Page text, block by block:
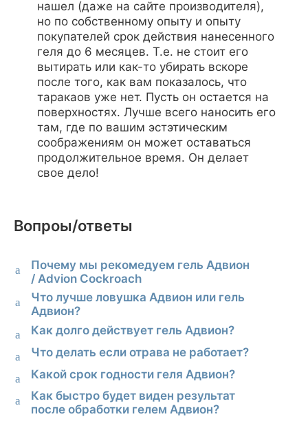
нашел (даже на сайте производителя),
но по собственному опыту и опыту
покупателей срок действия нанесенного
геля до 6 месяцев. Т.е. не стоит его
вытирать или как-то убирать вскоре
после того, как вам показалось, что
таракаов уже нет. Пусть он остается на
поверхностях. Лучше всего наносить его
там, где по вашим эстэтическим
соображениям он может оставаться
продолжительное время. Он делает
свое дело!
Вопроы/ответы
a
Почему мы рекомедуем гель Адвион
/ Advion Cockroach
a
Что лучше ловушка Адвион или гель
Адвион?
a Как долго действует гель Адвион?
a Что делать если отрава не работает?
a Какой срок годности геля Адвион?
a
Как быстро будет виден результат
после обработки гелем Адвион?